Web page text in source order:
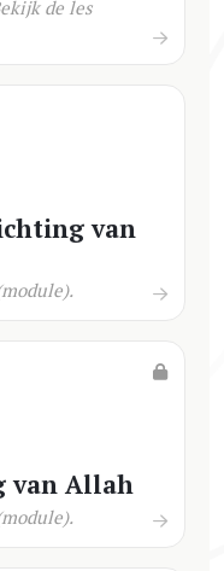
de les
van
van Allah